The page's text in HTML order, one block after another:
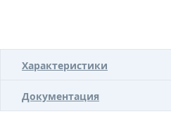
Характеристики
Документация